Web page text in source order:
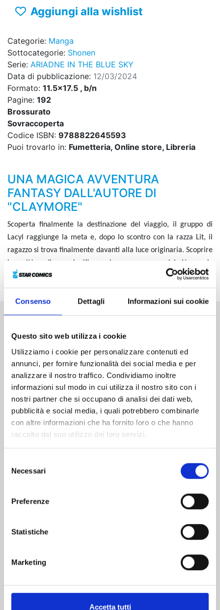
Consenso Dettagli Informazioni sui cookie
Questo sito web utilizza i cookie
Utilizziamo i cookie per personalizzare contenuti ed
annunci, per fornire funzionalità dei social media e per
analizzare il nostro traffico. Condividiamo inoltre
informazioni sul modo in cui utilizza il nostro sito con i
nostri partner che si occupano di analisi dei dati web,
pubblicità e social media, i quali potrebbero combinarle
con altre informazioni che ha fornito loro o che hanno
raccolto dal suo utilizzo dei loro servizi.
delNecessari
Preferenze
Statistiche
Marketing
Accetta tutti
Aggiungi alla wishlist
Categorie: Manga
Sottocategorie: Shonen
Serie: ARIADNE IN THE BLUE SKY
Data di pubblicazione: 12/03/2024
Formato: 11.5x17.5 , b/n
Pagine: 192
Brossurato
Sovraccoperta
Codice ISBN: 9788822645593
Puoi trovarlo in: Fumetteria, Online store, Libreria
UNA MAGICA AVVENTURA
FANTASY DALL'AUTORE DI
"CLAYMORE"
Scoperta finalmente la destinazione del viaggio, il gruppo di
Lacyl raggiunge la meta e, dopo lo scontro con la razza Lit, il
ragazzo si trova finalmente davanti alla luce originaria. Scoprire
la verità su di essa significa venire a conoscenza del più grande
segreto celato per tutta la durata del suo viaggio con Leana...
Altri volumi della serie
ARIADNE IN THE BLUE SKY n. 22